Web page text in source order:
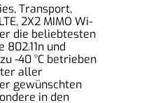
Transport,
2X2 MIMO Wi-
die beliebtesten
und
-40 °C betrieben
aller
gewünschten
in den